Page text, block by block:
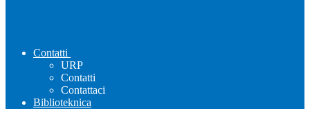
Contatti
URP
Contatti
Contattaci
Biblioteknica